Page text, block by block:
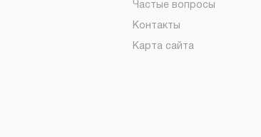
Частые вопросы
Контакты
Карта сайта